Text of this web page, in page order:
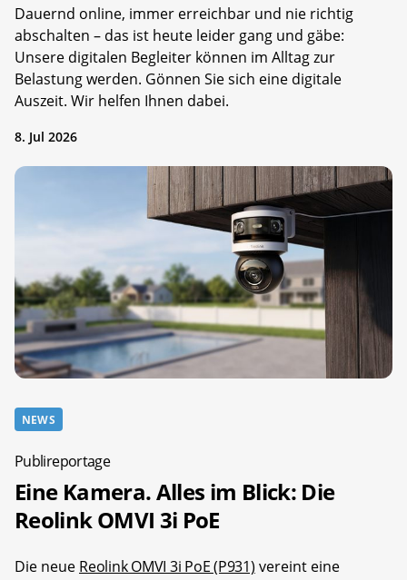
Dauernd online, immer erreichbar und nie richtig
abschalten – das ist heute leider gang und gäbe:
Unsere digitalen Begleiter können im Alltag zur
Belastung werden. Gönnen Sie sich eine digitale
Auszeit. Wir helfen Ihnen dabei.
8. Jul 2026
NEWS
Publireportage
Eine Kamera. Alles im Blick: Die
Reolink OMVI 3i PoE
Die neue Reolink OMVI 3i PoE (P931) vereint eine